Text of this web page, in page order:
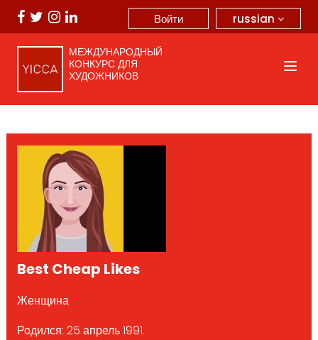
russian
Войти
МЕЖДУНАРОДНЫЙ
КОНКУРС ДЛЯ
ХУДОЖНИКОВ
Best Cheap Likes
Женщина
Родился: 25 апрель 1991.